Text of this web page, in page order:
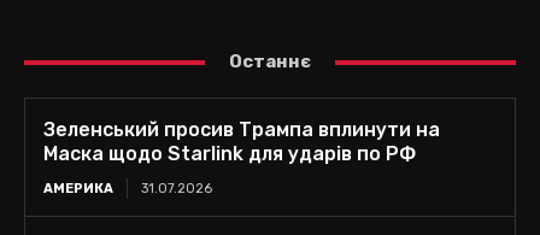
Останнє
Зеленський просив Трампа вплинути на
Маска щодо Starlink для ударів по РФ
АМЕРИКА 31.07.2026